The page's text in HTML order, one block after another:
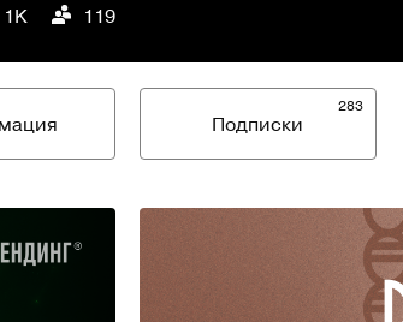
1K 119
283
Подписки